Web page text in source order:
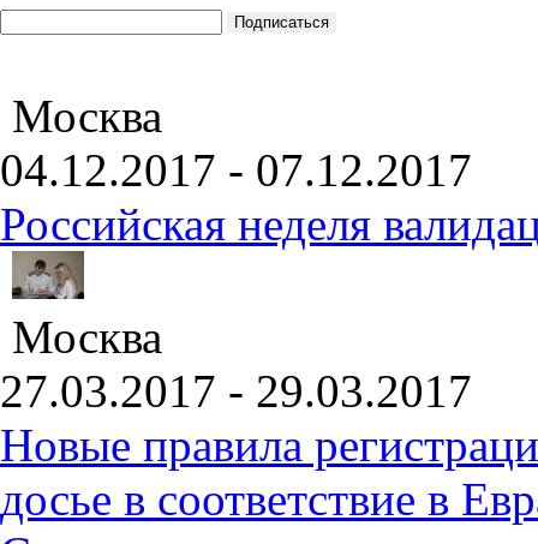
Москва
04.12.2017 - 07.12.2017
Российская неделя
Москва
27.03.2017 - 29.03.2017
Новые правила
досье в соответствие в